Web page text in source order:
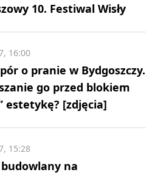
10. Festiwal Wisły
o pranie w Bydgoszczy.
go przed blokiem
estetykę? [zdjęcia]
16:00
na
15:28